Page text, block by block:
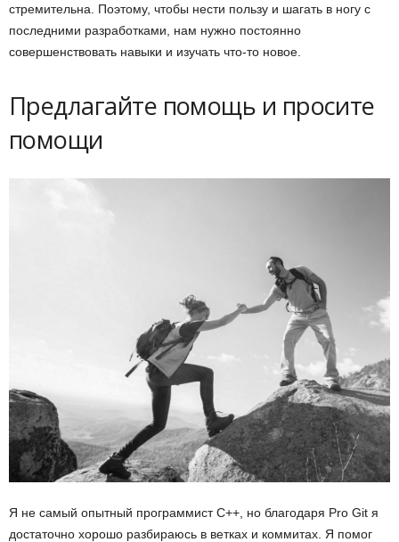
стремительна. Поэтому, чтобы нести пользу и шагать в ногу с
последними разработками, нам нужно постоянно
совершенствовать навыки и изучать что-то новое.
Предлагайте помощь и просите
помощи
Я не самый опытный программист C++, но благодаря Pro Git я
достаточно хорошо разбираюсь в ветках и коммитах. Я помог